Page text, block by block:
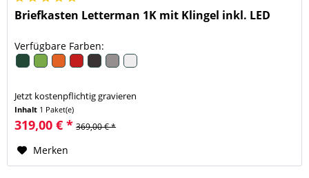
Briefkasten Letterman 1K mit Klingel inkl. LED
Verfügbare Farben:
Jetzt kostenpflichtig gravieren
Inhalt 1 Paket(e)
319,00 € * 369,00 € *
Merken